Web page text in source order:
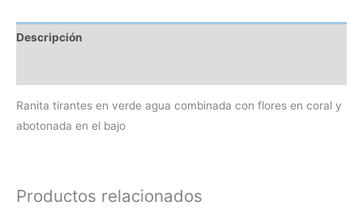
Descripción
Ranita tirantes en verde agua combinada con flores en coral y
abotonada en el bajo
Productos relacionados